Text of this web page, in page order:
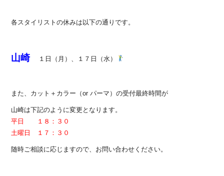
各スタイリストの休みは以下の通りです。
山崎１日（月）、１７日（水）
また、カット＋カラー（or パーマ）の受付最終時間が
山崎は下記のように変更となります。
平日 １８：３０
土曜日 １７：３０
随時ご相談に応じますので、お問い合わせください。